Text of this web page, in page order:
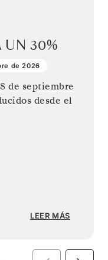
UN 30%
de 2026
8 de septiembre
desde el
LEER MÁS